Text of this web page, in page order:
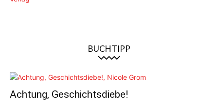
BUCHTIPP
Achtung, Geschichtsdiebe!